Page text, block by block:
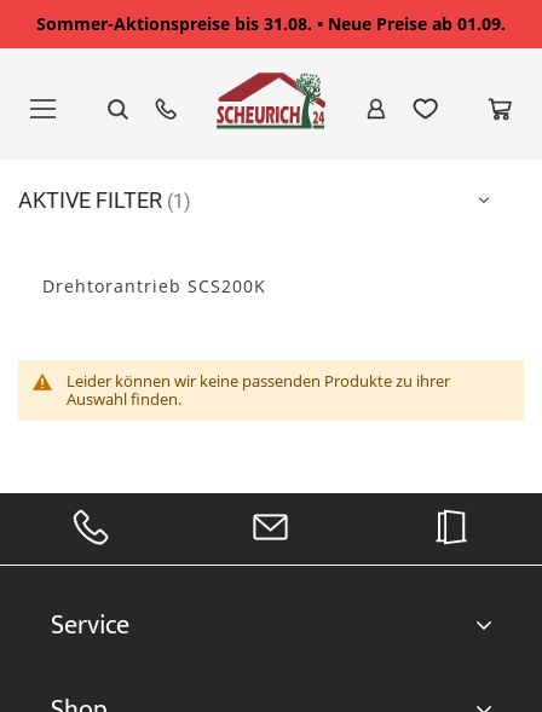
Sommer-Aktionspreise bis 31.08. • Neue Preise ab 01.09.
springen
Drehtorantrieb SCS200K
Leider können wir keine passenden Produkte zu ihrer
Auswahl finden.
AKTIVE FILTER
Service